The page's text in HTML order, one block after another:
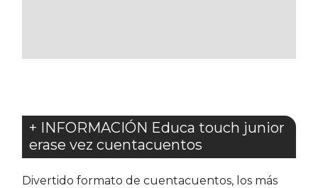
+ INFORMACIÓN Educa touch junior
erase vez cuentacuentos
Divertido formato de cuentacuentos, los más